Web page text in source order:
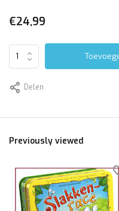
€24,99
Delen
Previously viewed